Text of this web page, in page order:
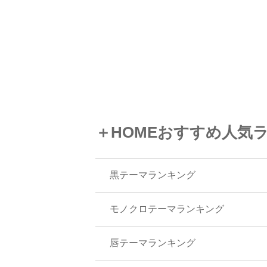
＋HOMEおすすめ人気
黒テーマランキング
モノクロテーマランキング
唇テーマランキング